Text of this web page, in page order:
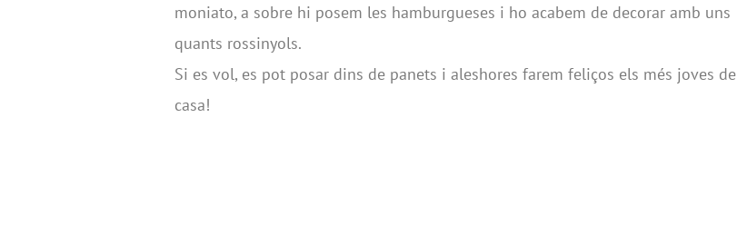
moniato, a sobre hi posem les hamburgueses i ho acabem de decorar amb uns
quants rossinyols.
Si es vol, es pot posar dins de panets i aleshores farem feliços els més joves de
casa!